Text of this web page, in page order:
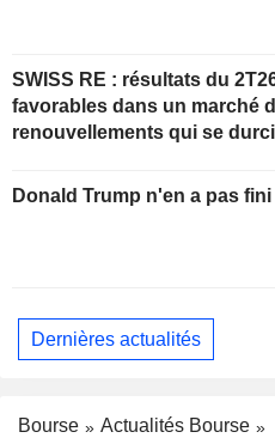
SWISS RE : résultats du 2T26 - Des écarts
favorables dans un marché
renouvellements qui se
Donald Trump n'en a pas fini
Dernières actualités
Bourse
Actualités Bourse